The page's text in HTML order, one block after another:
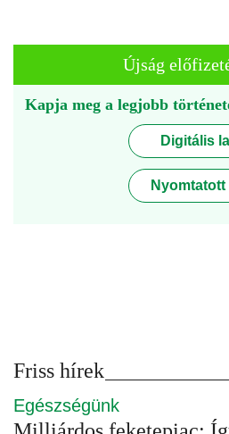
Újság
Kapja meg a legjobb
Digitális
Nyomtatott
Friss hírek
Egészségünk